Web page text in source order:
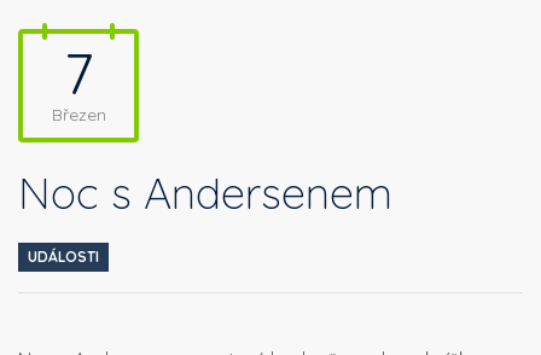
7
Březen
Noc s Andersenem
UDÁLOSTI